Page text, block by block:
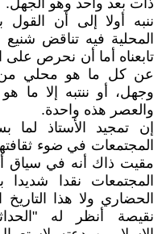
ذات بعد واحد وهو الجهل.
ننبه أولا إلى أن القول
المحلية فيه تناقض
تابعناه أما أن نحرص على
عن كل ما هو محلي
وجهل، أو ننتبه إلا ما
والعصر هذه واحدة.
إن تمجيد الأستاذ لما
المجتمعات في ضوء
مقيت ذاك أنه في سياق
المجتمعات نقدا شديدا
الحضاري ولا هذا
نقيصة أنظر له